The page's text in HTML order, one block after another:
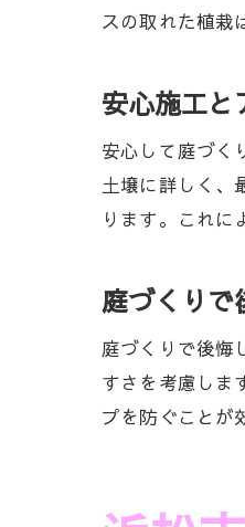
スの取れた植栽
安心施工と
安心して庭づく
土壌に詳しく、
ります。これに
庭づくりで
庭づくりで後悔
すさを考慮しま
プを防ぐことが